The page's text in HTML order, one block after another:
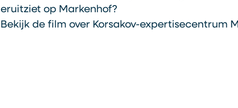
eruitziet op Markenhof?
Bekijk de film over Korsakov-expertisecentrum